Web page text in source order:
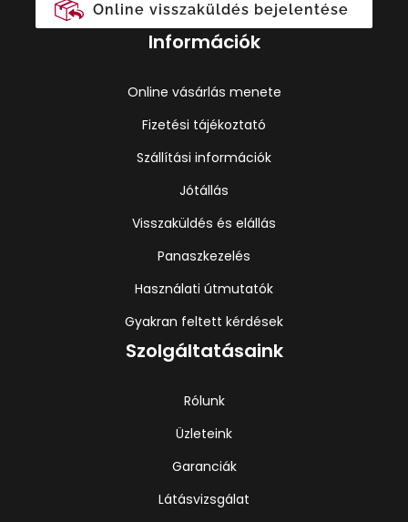
Online visszaküldés bejelentése
Információk
Online vásárlás menete
Fizetési tájékoztató
Szállítási információk
Jótállás
Visszaküldés és elállás
Panaszkezelés
Használati útmutatók
Gyakran feltett kérdések
Szolgáltatásaink
Rólunk
Üzleteink
Garanciák
Látásvizsgálat